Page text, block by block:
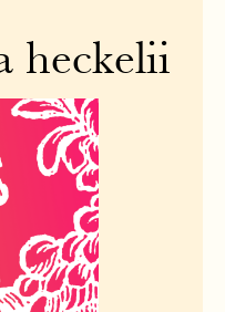
heckelii